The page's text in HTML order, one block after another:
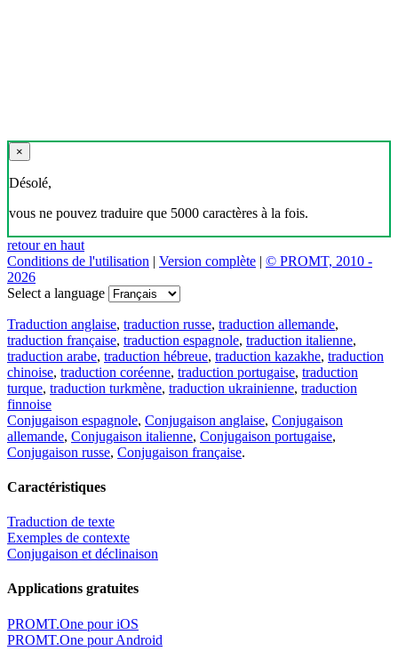
×
Désolé,
vous ne pouvez traduire que 5000 caractères à la fois.
retour en haut
Conditions de l'utilisation | Version complète | © PROMT, 2010 -
2026
Select a language
Traduction anglaise, traduction russe, traduction allemande,
traduction française, traduction espagnole, traduction italienne,
traduction arabe, traduction hébreue, traduction kazakhe, traduction
chinoise, traduction coréenne, traduction portugaise, traduction
turque, traduction turkmène, traduction ukrainienne, traduction
finnoise
Conjugaison espagnole, Conjugaison anglaise, Conjugaison
allemande, Conjugaison italienne, Conjugaison portugaise,
Conjugaison russe, Conjugaison française.
Caractéristiques
Traduction de texte
Exemples de contexte
Conjugaison et déclinaison
Applications gratuites
PROMT.One pour iOS
PROMT.One pour Android